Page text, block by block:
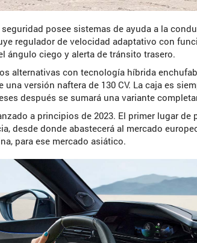
posee sistemas de ayuda a la
regulador de velocidad adaptativo con
ángulo ciego y alerta de tránsito trasero.
alternativas con tecnología híbrida
una versión naftera de 130 CV. La caja es
después se sumará una variante
a principios de 2023. El primer lugar
desde donde abastecerá al mercado
para ese mercado asiático.